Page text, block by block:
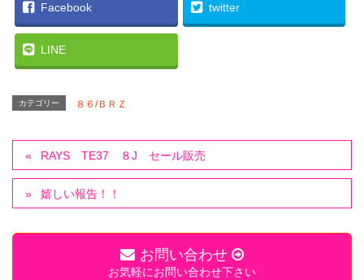
Facebook twitter
LINE
カテゴリー ８６/ＢＲＺ
RAYS TE37 ８J セール販売
嬉しい報告！！
お問い合わせ
お気軽にお問い合わせ下さい